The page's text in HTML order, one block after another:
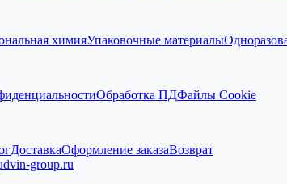
химияУпаковочные материалы
Обработка ПДФайлы Cookie
ДоставкаОформление заказаВозврат
group.ru